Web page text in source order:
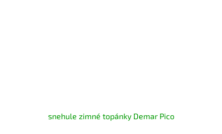
snehule zimné topánky Demar Pico